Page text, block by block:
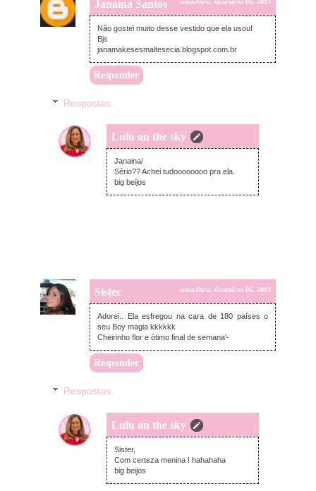
Janaína Santos sexta-feira, dezembro 06, 2013
Não gostei muito desse vestido que ela usou!
Bjs
janamakesesmaltesecia.blogspot.com.br
Responder
Respostas
Lulu on the sky
sábado, dezembro 07, 2013
Janaina/
Sério?? Achei tudoooooooo pra ela.
big beijos
Sister sexta-feira, dezembro 06, 2013
Adorei.. Ela esfregou na cara de 180 países o
seu Boy magia kkkkkk
Cheirinho flor e ótimo final de semana'-
Responder
Respostas
Lulu on the sky
sábado, dezembro 07, 2013
Sister,
Com certeza menina ! hahahaha
big beijos